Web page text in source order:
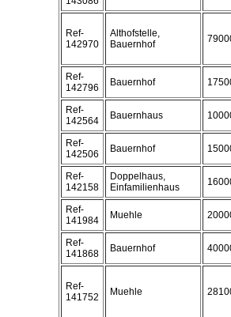
Ref-
142970
Althofstelle,
Bauernhof
Ref-
142796
Bauernhof
Ref-
142564
Bauernhaus
Ref-
142506
Bauernhof
Ref-
142158
Doppelhaus,
Einfamilienhaus
Ref-
141984
Muehle
Ref-
141868
Bauernhof
Ref-
141752
Muehle